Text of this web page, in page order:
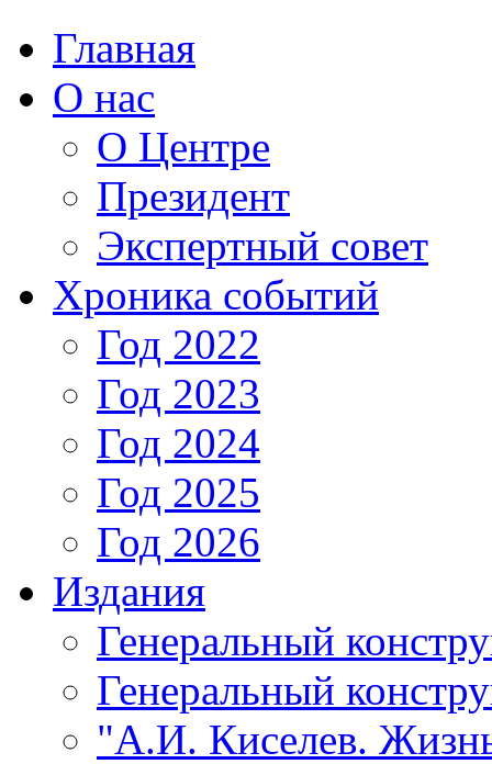
Главная
О нас
О Центре
Президент
Экспертный совет
Хроника событий
Год 2022
Год 2023
Год 2024
Год 2025
Год 2026
Издания
Генеральный
Генеральный
"А.И. Киселев.